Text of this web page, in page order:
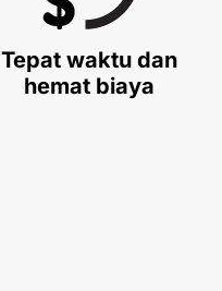
Tepat waktu dan
hemat biaya